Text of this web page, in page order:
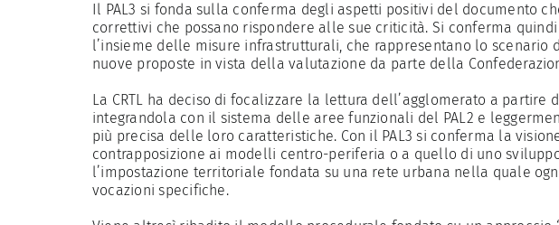
Il PAL3 si fonda sulla conferma degli aspetti positivi del documento
correttivi che possano rispondere alle sue criticità. Si conferma
l’insieme delle misure infrastrutturali, che rappresentano lo
nuove proposte in vista della valutazione da parte della
La CRTL ha deciso di focalizzare la lettura dell’agglomerato a partire
integrandola con il sistema delle aree funzionali del PAL2 e
più precisa delle loro caratteristiche. Con il PAL3 si conferma la
contrapposizione ai modelli centro-periferia o a quello di uno
l’impostazione territoriale fondata su una rete urbana nella quale
vocazioni specifiche.